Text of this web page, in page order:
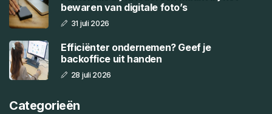
bewaren van digitale foto’s
31 juli 2026
Efficiënter ondernemen? Geef je
backoffice uit handen
28 juli 2026
Categorieën